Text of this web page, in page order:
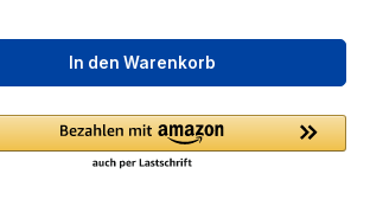
den gewünschten Wert
In den Warenkorb